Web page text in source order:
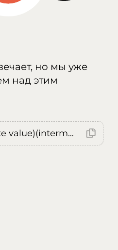
но мы уже
над этим
Error: (intermediate value)(intermediate value)(intermediate value).replaceAll is not a function